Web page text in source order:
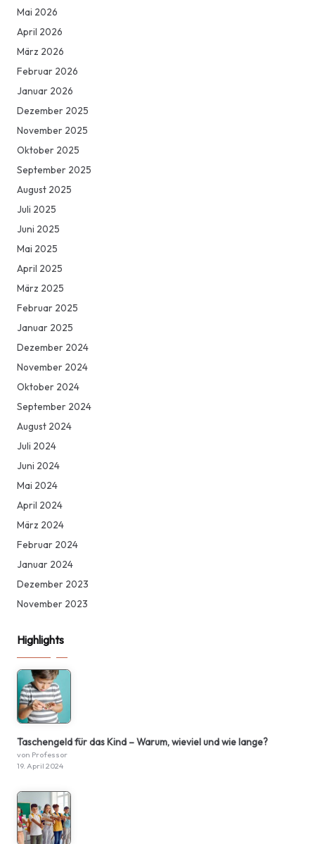
Mai 2026
April 2026
März 2026
Februar 2026
Januar 2026
Dezember 2025
November 2025
Oktober 2025
September 2025
August 2025
Juli 2025
Juni 2025
Mai 2025
April 2025
März 2025
Februar 2025
Januar 2025
Dezember 2024
November 2024
Oktober 2024
September 2024
August 2024
Juli 2024
Juni 2024
Mai 2024
April 2024
März 2024
Februar 2024
Januar 2024
Dezember 2023
November 2023
Highlights
Taschengeld für das Kind – Warum, wieviel und wie lange?
von Professor
19. April 2024